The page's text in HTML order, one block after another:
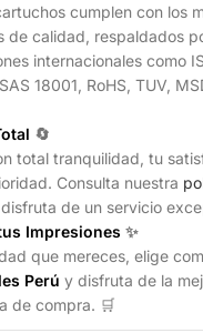
cumplen con los
de calidad, respaldados
internacionales como
18001, RoHS, TUV,
🔄
total tranquilidad, tu
Consulta nuestra
de un servicio
Impresiones ✨
que mereces, elige
Perú y disfruta de la
de compra. 🛒